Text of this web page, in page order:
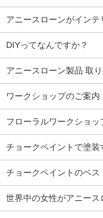
アニースローンがイン
DIYってなんですか？
アニースローン製品 取
ワークショップのご案内
フローラルワークショッ
チョークペイントで塗装
チョークペイントのベス
世界中の女性がアニー